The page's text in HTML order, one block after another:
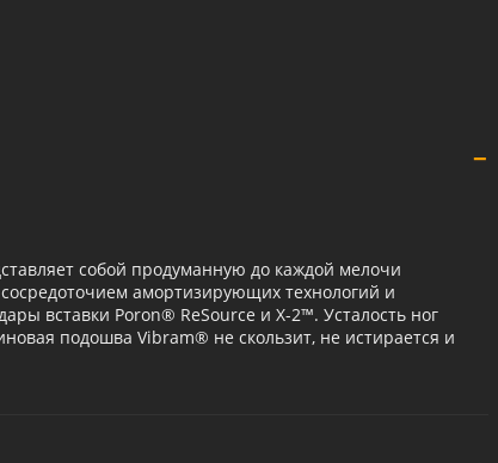
собой продуманную до каждой мелочи
амортизирующих технологий и
вставки Poron® ReSource и X-2™. Усталость ног
подошва Vibram® не скользит, не истирается и